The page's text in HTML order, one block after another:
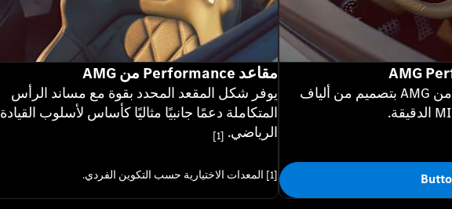
عجلة قيادة Performance من AMG بتصميم من ألياف
مقاعد Performance من AMG
يوفر شكل المقعد المحدد بقوة مع مساند الرأس
المتكاملة دعمًا جانبيًا مثاليًا كأساس لأسلوب القيادة
الرياضي. [1]
[1] المعدات الاختيارية حسب التكوين الفردي.